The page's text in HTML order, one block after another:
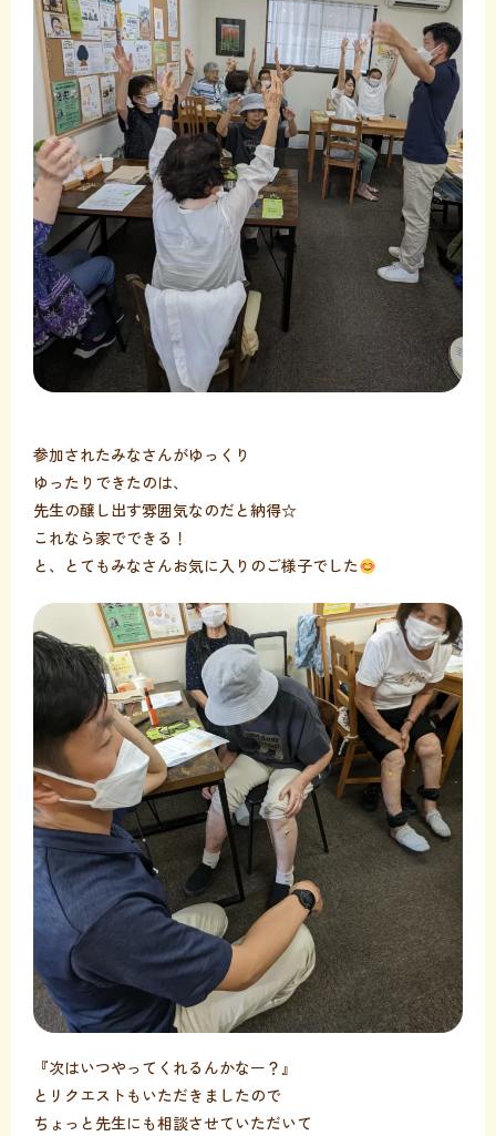
参加されたみなさんがゆっくり
ゆったりできたのは、
先生の醸し出す雰囲気なのだと納得☆
これなら家でできる！
と、とてもみなさんお気に入りのご様子でした
『次はいつやってくれるんかなー？』
とリクエストもいただきましたので
ちょっと先生にも相談させていただいて